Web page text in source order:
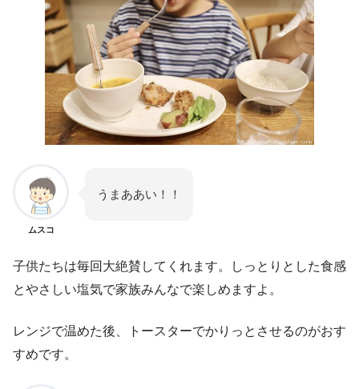
ムスコ
うまああい！！
子供たちは毎回大絶賛してくれます。しっとりとした食感
とやさしい塩気で家族みんなで楽しめますよ。
レンジで温めた後、トースターでかりっとさせるのがおす
すめです。